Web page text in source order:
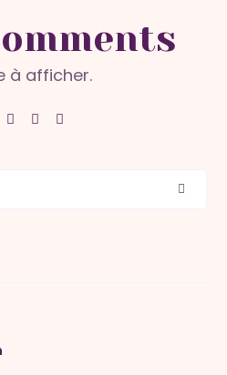
à afficher.